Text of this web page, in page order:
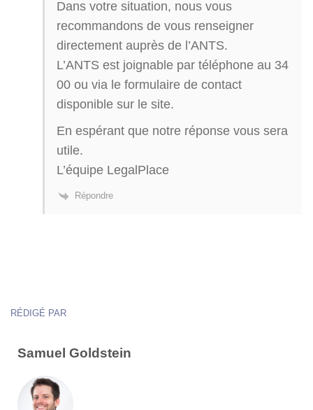
Dans votre situation, nous vous
recommandons de vous renseigner
directement auprès de l’ANTS.
L’ANTS est joignable par téléphone au 34
00 ou via le formulaire de contact
disponible sur le site.
En espérant que notre réponse vous sera
utile.
L’équipe LegalPlace
Répondre
RÉDIGÉ PAR
Samuel Goldstein